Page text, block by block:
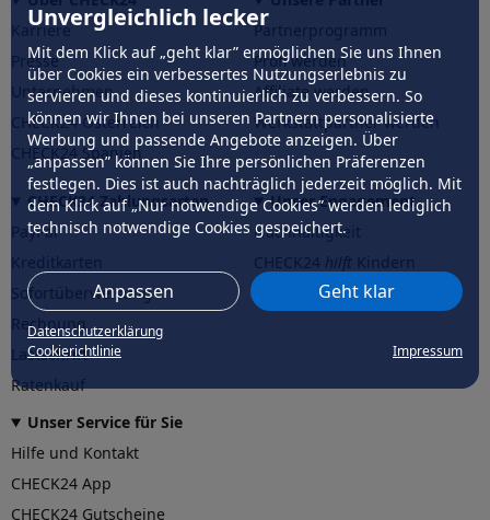
Unvergleichlich lecker
Mit dem Klick auf „geht klar” ermöglichen Sie uns Ihnen
über Cookies ein verbessertes Nutzungserlebnis zu
servieren und dieses kontinuierlich zu verbessern. So
können wir Ihnen bei unseren Partnern personalisierte
Werbung und passende Angebote anzeigen. Über
„anpassen” können Sie Ihre persönlichen Präferenzen
festlegen. Dies ist auch nachträglich jederzeit möglich. Mit
dem Klick auf „Nur notwendige Cookies” werden lediglich
technisch notwendige Cookies gespeichert.
Anpassen Geht klar
Datenschutzerklärung
Cookierichtlinie
Impressum
Karriere
Presse
Unternehmen
CHECK24 Österreich
CHECK24 Spanien
Partnerprogramm
Profi werden
Affiliate werden
Werkstattpartner werden
CHECK24 Zahlungsarten
PayPal
Sofortüberweisung
Rechnung
Lastschrift
Ratenkauf
Unser Engagement
Nachhaltigkeit
CHECK24hilftder Natur
Unser Service für Sie
Hilfe und Kontakt
CHECK24 App
CHECK24 Gutscheine